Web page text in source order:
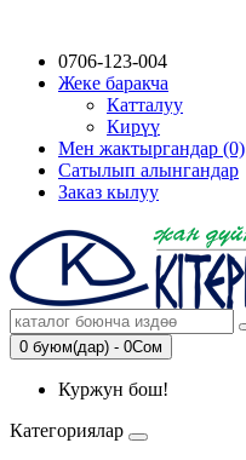
0706-123-004
Жеке баракча
Катталуу
Кирүү
Мен жактыргандар (0)
Сатылып алынгандар
Заказ кылуу
0 буюм(дар) - 0Сом
Куржун бош!
Категориялар